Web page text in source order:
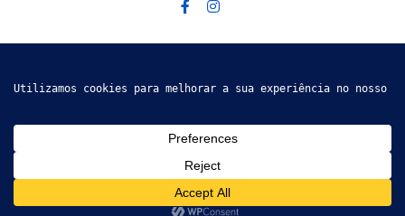
Descobre mais
GRUPO DE ACÇÃO CULTURAL DE VÁLEGA © 2019
POWERED BYTHEMEZAA.
POLÍTICA DE PRIVACIDADE